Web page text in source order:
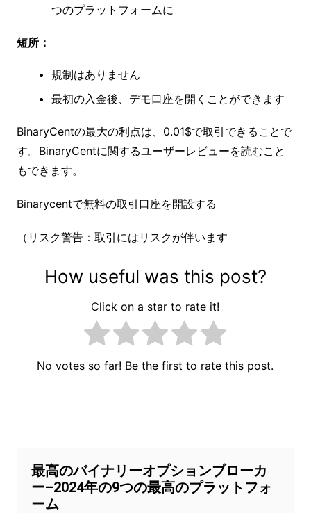
つのプラットフォームに
短所：
規制はありません
最初の入金後、デモ口座を開くことができます
BinaryCentの最大の利点は、0.01$で取引できることで
す。BinaryCentに関するユーザーレビューを読むこと
もできます。
Binarycentで無料の取引口座を開設する
（リスク警告：取引にはリスクが伴います
How useful was this post?
Click on a star to rate it!
No votes so far! Be the first to rate this post.
ビ
ゲ
最高のバイナリーオプションブローカ
ー–2024年の9つの最高のプラットフォ
ーム